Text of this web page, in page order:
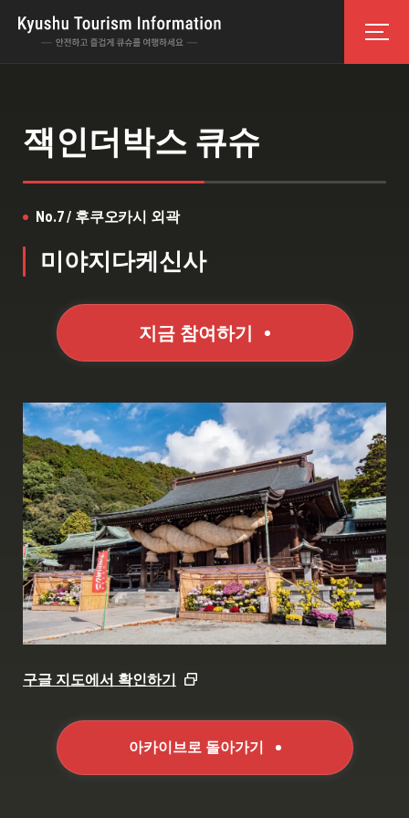
잭인더박스 큐슈
No.7 / 후쿠오카시 외곽
미야지다케신사
지금 참여하기
구글 지도에서 확인하기
아카이브로 돌아가기